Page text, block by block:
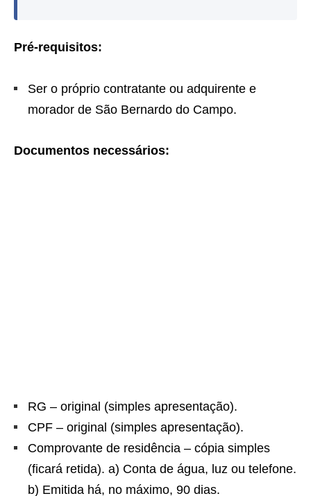
Pré-requisitos:
Ser o próprio contratante ou adquirente e
morador de São Bernardo do Campo.
Documentos necessários:
RG – original (simples apresentação).
CPF – original (simples apresentação).
Comprovante de residência – cópia simples
(ficará retida). a) Conta de água, luz ou telefone.
b) Emitida há, no máximo, 90 dias.